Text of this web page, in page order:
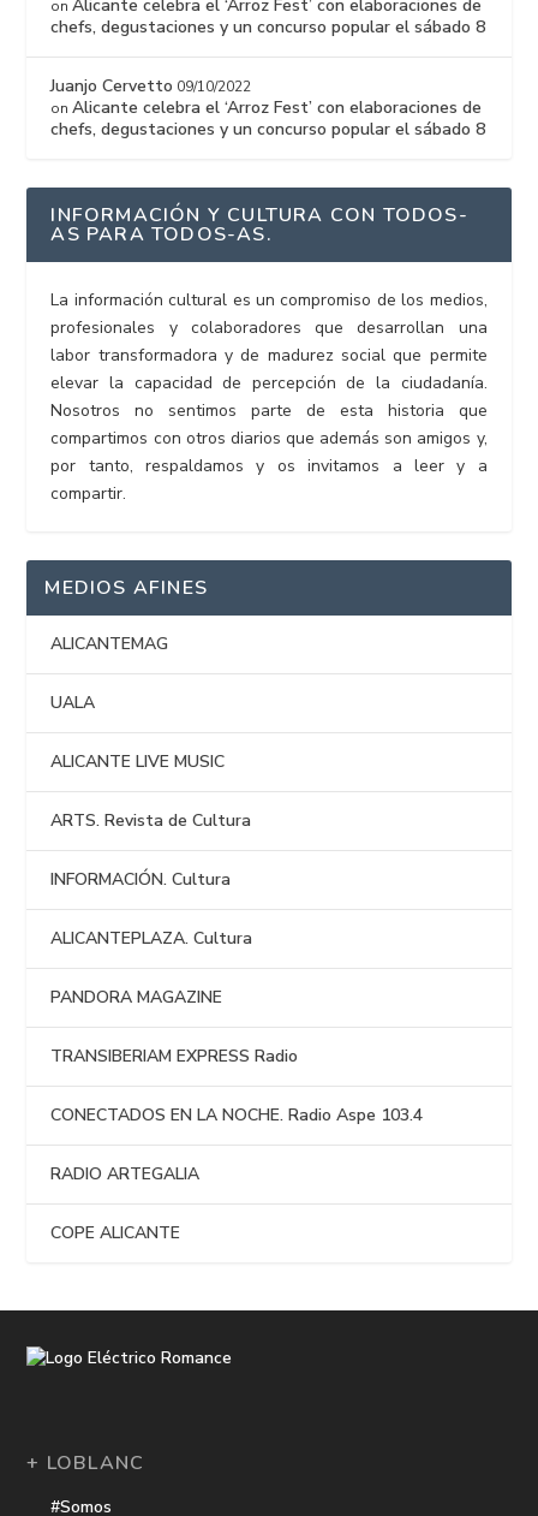
onAlicante celebra el ‘Arroz Fest’ con elaboraciones de
chefs, degustaciones y un concurso popular el sábado 8
Juanjo Cervetto 09/10/2022
onAlicante celebra el ‘Arroz Fest’ con elaboraciones de
chefs, degustaciones y un concurso popular el sábado 8
INFORMACIÓN Y CULTURA CON TODOS-
AS PARA TODOS-AS.
La información cultural es un compromiso de los medios,
profesionales y colaboradores que desarrollan una
labor transformadora y de madurez social que permite
elevar la capacidad de percepción de la ciudadanía.
Nosotros no sentimos parte de esta historia que
compartimos con otros diarios que además son amigos y,
por tanto, respaldamos y os invitamos a leer y a
compartir.
MEDIOS AFINES
ALICANTEMAG
UALA
ALICANTE LIVE MUSIC
ARTS. Revista de Cultura
INFORMACIÓN. Cultura
ALICANTEPLAZA. Cultura
PANDORA MAGAZINE
TRANSIBERIAM EXPRESS Radio
CONECTADOS EN LA NOCHE. Radio Aspe 103.4
RADIO ARTEGALIA
COPE ALICANTE
+ LOBLANC
#Somos